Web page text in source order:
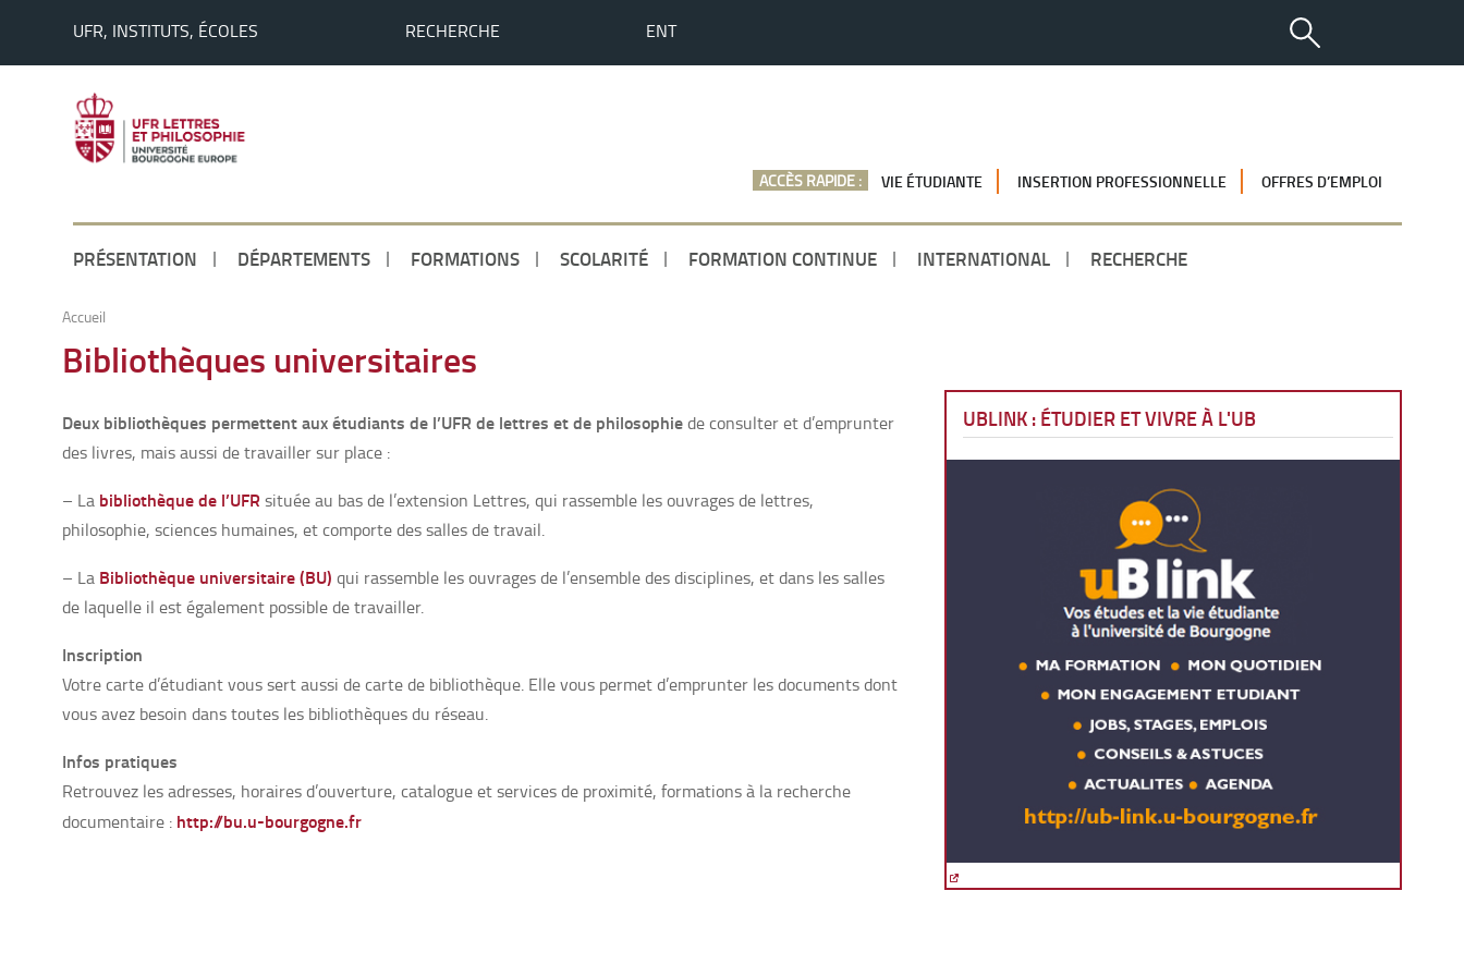
UFR, INSTITUTS, ÉCOLES RECHERCHE ENT
ACCÈS RAPIDE : VIE ÉTUDIANTE INSERTION PROFESSIONNELLE OFFRES D’EMPLOI
PRÉSENTATION DÉPARTEMENTS FORMATIONS SCOLARITÉ FORMATION CONTINUE INTERNATIONAL RECHERCHE
Accueil
Bibliothèques universitaires
Deux bibliothèques permettent aux étudiants de l’UFR de lettres et de philosophiede consulter et d’emprunter
des livres, mais aussi de travailler sur place :
– La bibliothèque de l’UFRsituée au bas de l’extension Lettres, qui rassemble les ouvrages de lettres,
philosophie, sciences humaines, et comporte des salles de travail.
– La Bibliothèque universitaire (BU) qui rassemble les ouvrages de l’ensemble des disciplines, et dans les salles
de laquelle il est également possible de travailler.
Inscription
Votre carte d’étudiant vous sert aussi de carte de bibliothèque. Elle vous permet d’emprunter les documents dont
vous avez besoin dans toutes les bibliothèques du réseau.
Infos pratiques
Retrouvez les adresses, horaires d’ouverture, catalogue et services de proximité, formations à la recherche
documentaire : http://bu.u-bourgogne.fr
UBLINK : ÉTUDIER ET VIVRE À L'UB